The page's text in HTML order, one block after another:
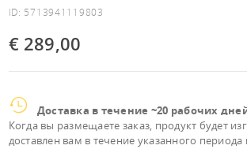
ID: 5713941119803
€ 289,00
Доставка в течение ~20 рабочих
Когда вы размещаете заказ, продукт будет
доставлен вам в течение указанного